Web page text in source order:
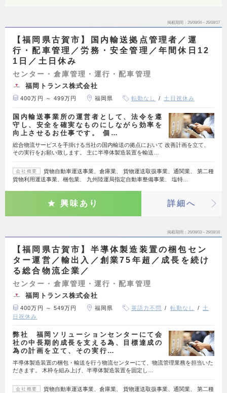
掲載期間 26/08/04～26/08/17
【福岡県古賀市】国内輸送拠点管理者／運
行・配車管理／労務・安全管理／年間休日12
1日／土日休み
センター・倉庫管理・運行・配車管理
福岡トランス株式会社
400万円 ～ 499万円 福岡県 転勤なし 土日祝休み
国内輸送事業所の運営者として、法令を遵
守し、安全を確実なものにしながら効率を
向上させるお仕事です。 個…
総合物流サービスを手掛ける当社の国内輸送の拠点において 改善計画を立て、
その実行をお願い致します。 主に半導体製造装置を輸送…
会社概要
貨物自動車運送事業、倉庫業、 貨物運送取扱事業、通関業、 第二種
貨物利用運送事業、梱包業、 九州陸運局指定自動車整備事業、 塩特…
興味あり 詳細へ
掲載期間 26/08/03～26/08/16
【福岡県古賀市】半導体製造装置の梱包セン
ター運営／輸出入／創業75年超／成長を続け
る総合物流企業／
センター・倉庫管理・運行・配車管理
福岡トランス株式会社
400万円 ～ 549万円 福岡県 英語力不問 転勤なし
土
日祝休み
弊社 福岡ソリューションセンターにて会
社の中長期的成長を支える為、目標達成の
為の計画を立て、その実行…
半導体製造装置の梱包・輸送を行う物流センターにて、物流管理業務を担当いた
だきます。 木枠を組み上げ、半導体製造装置を固定し…
会社概要
貨物自動車運送事業、倉庫業、 貨物運送取扱事業、通関業、 第二種